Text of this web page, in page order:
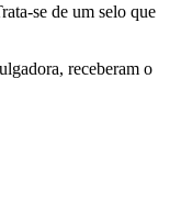
se de um selo que
receberam o